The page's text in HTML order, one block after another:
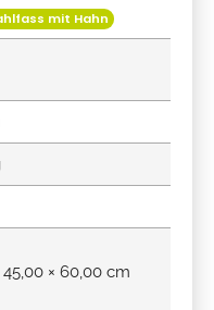
mit Hahn
45,00 × 60,00 cm